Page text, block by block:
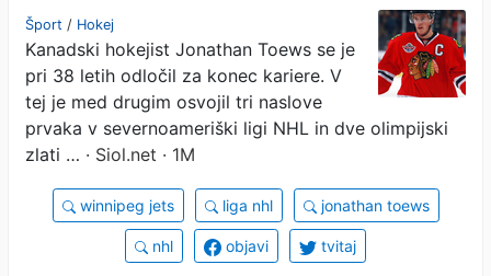
Šport / Hokej
Kanadski hokejist Jonathan Toews se je
pri 38 letih odločil za konec kariere. V
tej je med drugim osvojil tri naslove
prvaka v severnoameriški ligi NHL in dve olimpijski
zlati … · Siol.net · 1M
winnipeg jets liga nhl jonathan toews
nhl objavi tvitaj